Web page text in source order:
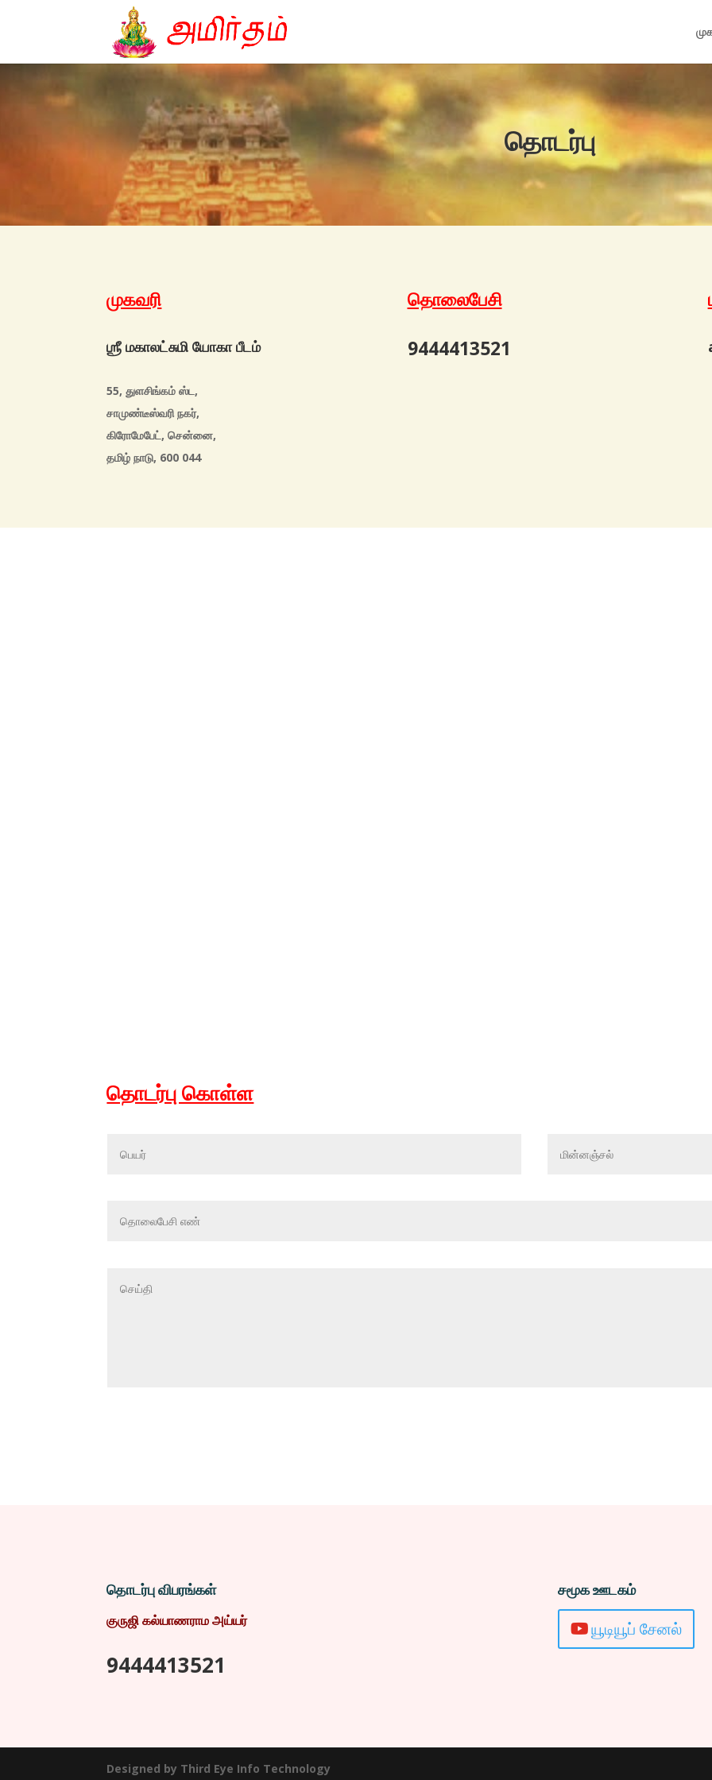
தொடர்பு
முகவரி
ஶ்ரீ மகாலட்சுமி யோகா பீடம்
55, துளசிங்கம் ஸ்ட,
சாமுண்டீஸ்வரி நகர்,
கிரோமேபேட், சென்னை,
தமிழ் நாடு, 600 044
தொலைபேசி
9444413521
தொடர்பு கொள்ள
தொடர்பு விபரங்கள்
குருஜி கல்யாணராம அய்யர்
9444413521
சமூக ஊடகம்
யூடியூப் சேனல்
Designed by Third Eye Info Technology